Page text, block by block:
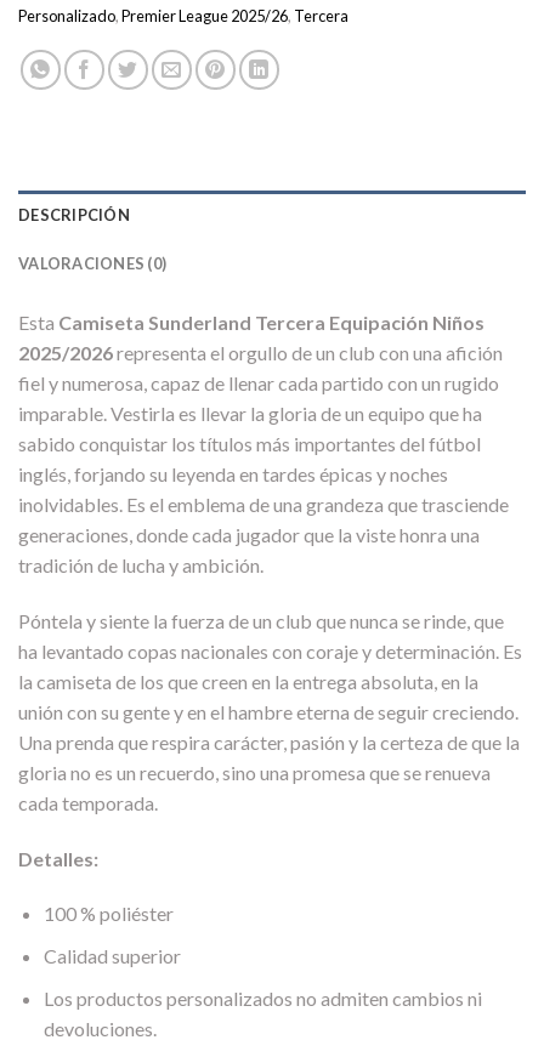
Personalizado,Premier League 2025/26, Tercera
DESCRIPCIÓN
VALORACIONES (0)
Esta Camiseta Sunderland Tercera Equipación Niños
2025/2026representa el orgullo de un club con una afición
fiel y numerosa, capaz de llenar cada partido con un rugido
imparable. Vestirla es llevar la gloria de un equipo que ha
sabido conquistar los títulos más importantes del fútbol
inglés, forjando su leyenda en tardes épicas y noches
inolvidables. Es el emblema de una grandeza que trasciende
generaciones, donde cada jugador que la viste honra una
tradición de lucha y ambición.
Póntela y siente la fuerza de un club que nunca se rinde, que
ha levantado copas nacionales con coraje y determinación. Es
la camiseta de los que creen en la entrega absoluta, en la
unión con su gente y en el hambre eterna de seguir creciendo.
Una prenda que respira carácter, pasión y la certeza de que la
gloria no es un recuerdo, sino una promesa que se renueva
cada temporada.
Detalles:
100 % poliéster
Calidad superior
Los productos personalizados no admiten cambios ni
devoluciones.